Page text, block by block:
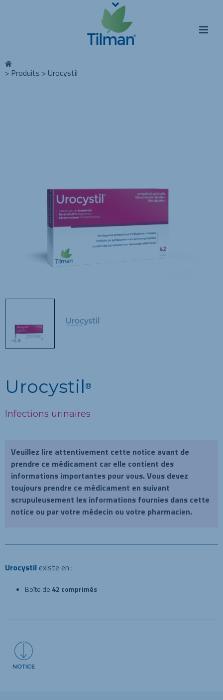
> Produits > Urocystil
Urocystil ®
Infections urinaires
Veuillez lire attentivement cette notice avant de
prendre ce médicament car elle contient des
informations importantes pour vous. Vous devez
toujours prendre ce médicament en suivant
scrupuleusement les informations fournies dans cette
notice ou par votre médecin ou votre pharmacien.
Urocystil existe en :
Boîte de 42 comprimés